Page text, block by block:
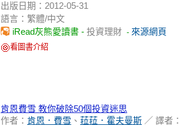
出版日期：2012-05-31
語言：繁體/中文
iRead灰熊愛讀書 - 投資理財 - 來源網頁
看圖書介紹
肯恩費雪 教你破除50個投資迷思
作者： 肯恩．費雪 、 菈菈．霍夫曼斯 ／ 譯者：